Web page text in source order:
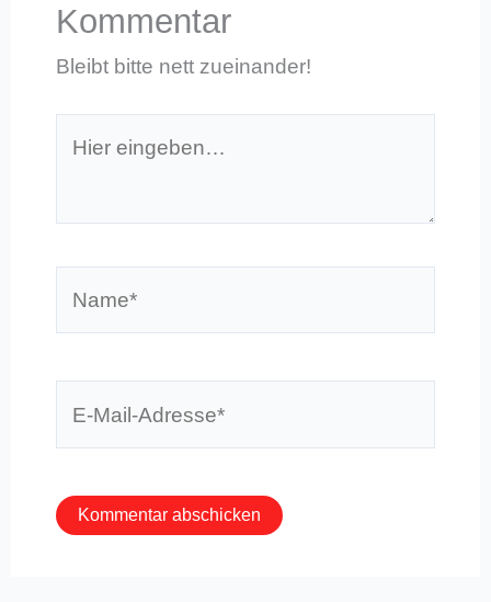
Kommentar
Bleibt bitte nett zueinander!
eingeben…